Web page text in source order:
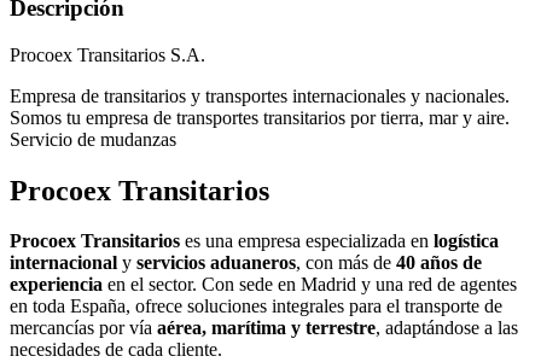
Descripción
Procoex Transitarios S.A.
Empresa de transitarios y transportes internacionales y nacionales.
Somos tu empresa de transportes transitarios por tierra, mar y aire.
Servicio de mudanzas
Procoex Transitarios
Procoex Transitarios es una empresa especializada en logística
internacional y servicios aduaneros, con más de 40 años de
experiencia en el sector. Con sede en Madrid y una red de agentes
en toda España, ofrece soluciones integrales para el transporte de
mercancías por vía aérea, marítima y terrestre, adaptándose a las
necesidades de cada cliente.